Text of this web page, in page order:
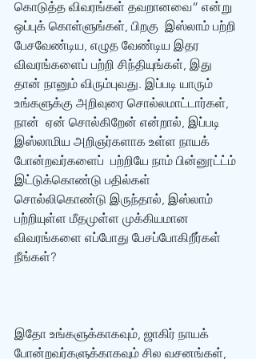
கொடுத்த விவரங்கள் தவறானவை” என்று
ஒப்புக் கொள்ளுங்கள், பிறகு  இஸ்லாம் பற்றி
பேசவேண்டிய, எழுத வேண்டிய இதர
விவரங்களைப் பற்றி சிந்தியுங்கள், இது
தான் நானும் விரும்புவது. இப்படி யாரும்
உங்களுக்கு அறிவுரை சொல்லமாட்டார்கள்,
நான்  ஏன் சொல்கிறேன் என்றால், இப்படி
இஸ்லாமிய அறிஞர்களாக உள்ள நாயக்
போன்றவர்களைப்  பற்றியே நாம் பின்னூட்ட்ம்
இட்டுக்கொண்டு பதில்கள்
சொல்லிகொண்டு இருந்தால், இஸ்லாம்
பற்றியுள்ள மீதமுள்ள முக்கியமான
விவரங்களை எப்போது பேசப்போகிறீர்கள்
நீங்கள்?
இதோ உங்களுக்காகவும், ஜாகிர் நாயக்
போன்றவர்களுக்காகவும் சில வசனங்கள்,